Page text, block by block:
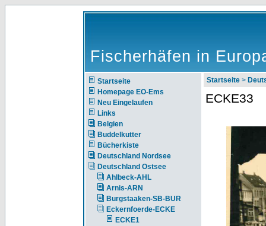
Fischerhäfen in
Startseite
Homepage EO-Ems
Neu Eingelaufen
Links
Belgien
Buddelkutter
Bücherkiste
Deutschland Nordsee
Deutschland Ostsee
Ahlbeck-AHL
Arnis-ARN
Burgstaaken-SB-BUR
Eckernfoerde-ECKE
ECKE1
Startseite >
ECKE33